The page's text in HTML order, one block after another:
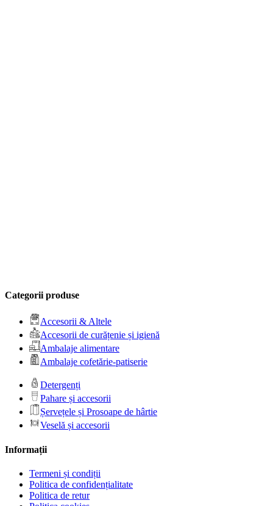
Categorii produse
Accesorii & Altele
Accesorii de curățenie și igienă
Ambalaje alimentare
Ambalaje cofetărie-patiserie
Detergenți
Pahare și accesorii
Șervețele și Prosoape de hârtie
Veselă și accesorii
Informații
Termeni și condiții
Politica de confidențialitate
Politica de retur